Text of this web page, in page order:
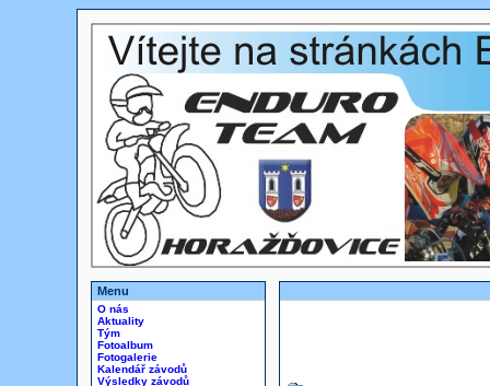
Menu
O nás
Aktuality
Tým
Fotoalbum
Fotogalerie
Kalendář závodů
Výsledky závodů